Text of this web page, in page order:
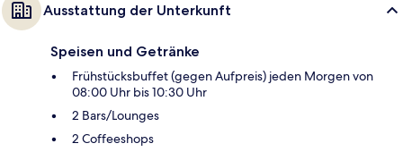
Ausstattung der Unterkunft
Speisen und Getränke
Frühstücksbuffet (gegen Aufpreis) jeden Morgen von
08:00 Uhr bis 10:30 Uhr
2 Bars/Lounges
2 Coffeeshops